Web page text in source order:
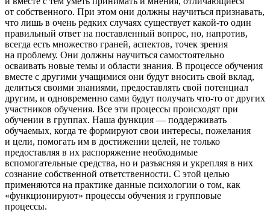
от собственного. При этом они должны научиться признавать,
что лишь в очень редких случаях существует какой-то один
правильный ответ на поставленный вопрос, но, напротив,
всегда есть множество граней, аспектов, точек зрения
на проблему. Они должны научиться самостоятельно
осваивать новые темы и области знания. В процессе обучения
вместе с другими учащимися они будут вносить свой вклад,
делиться своими знаниями, предоставлять свой потенциал
другим, и одновременно сами будут получать что-то от других
участников обучения. Все эти процессы происходят при
обучении в группах. Наша функция — поддерживать
обучаемых, когда те формируют свои интересы, пожелания
и цели, помогать им в достижении целей, не только
предоставляя в их распоряжение необходимые
вспомогательные средства, но и разъясняя и укрепляя в них
сознание собственной ответственности. С этой целью
применяются на практике данные психологии о том, как
«функционируют» процессы обучения и групповые
процессы.